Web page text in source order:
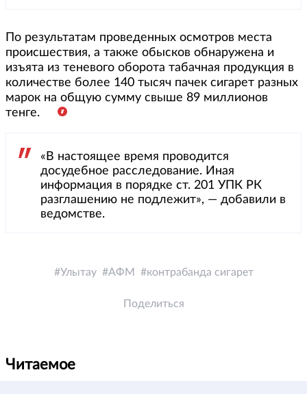
По результатам проведенных осмотров места
происшествия, а также обысков обнаружена и
изъята из теневого оборота табачная продукция в
количестве более 140 тысяч пачек сигарет разных
марок на общую сумму свыше 89 миллионов
тенге.
«В настоящее время проводится
досудебное расследование. Иная
информация в порядке ст. 201 УПК РК
разглашению не подлежит», — добавили в
ведомстве.
Улытау АФМ контрабанда сигарет
Поделиться
Читаемое